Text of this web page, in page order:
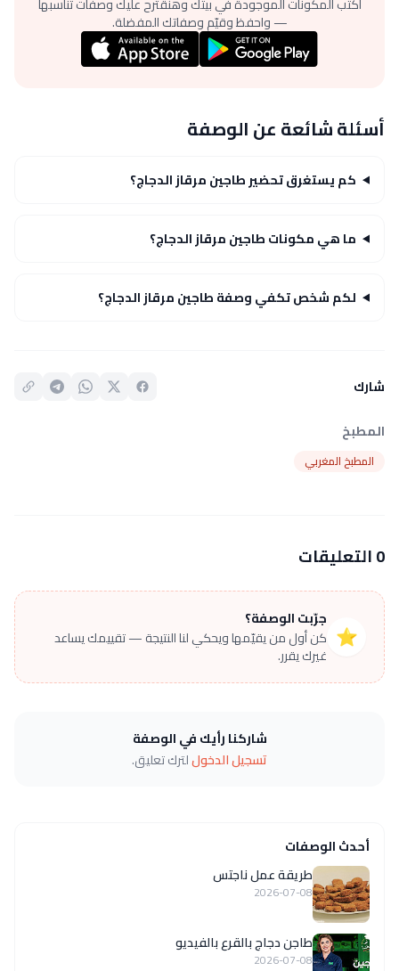
— واحفظ وقيّم وصفاتك المفضلة.
أسئلة شائعة عن الوصفة
كم يستغرق تحضير طاجين مرقاز الدجاج؟
ما هي مكونات طاجين مرقاز الدجاج؟
لكم شخص تكفي وصفة طاجين مرقاز الدجاج؟
شارك
المطبخ
المطبخ المغربي
0 التعليقات
⭐
جرّبت الوصفة؟
كن أول من يقيّمها ويحكي لنا النتيجة — تقييمك يساعد
غيرك يقرر.
شاركنا رأيك في الوصفة
تسجيل الدخوللترك تعليق.
أحدث الوصفات
طريقة عمل ناجتس
2026-07-08
طاجن دجاج بالقرع بالفيديو
2026-07-08